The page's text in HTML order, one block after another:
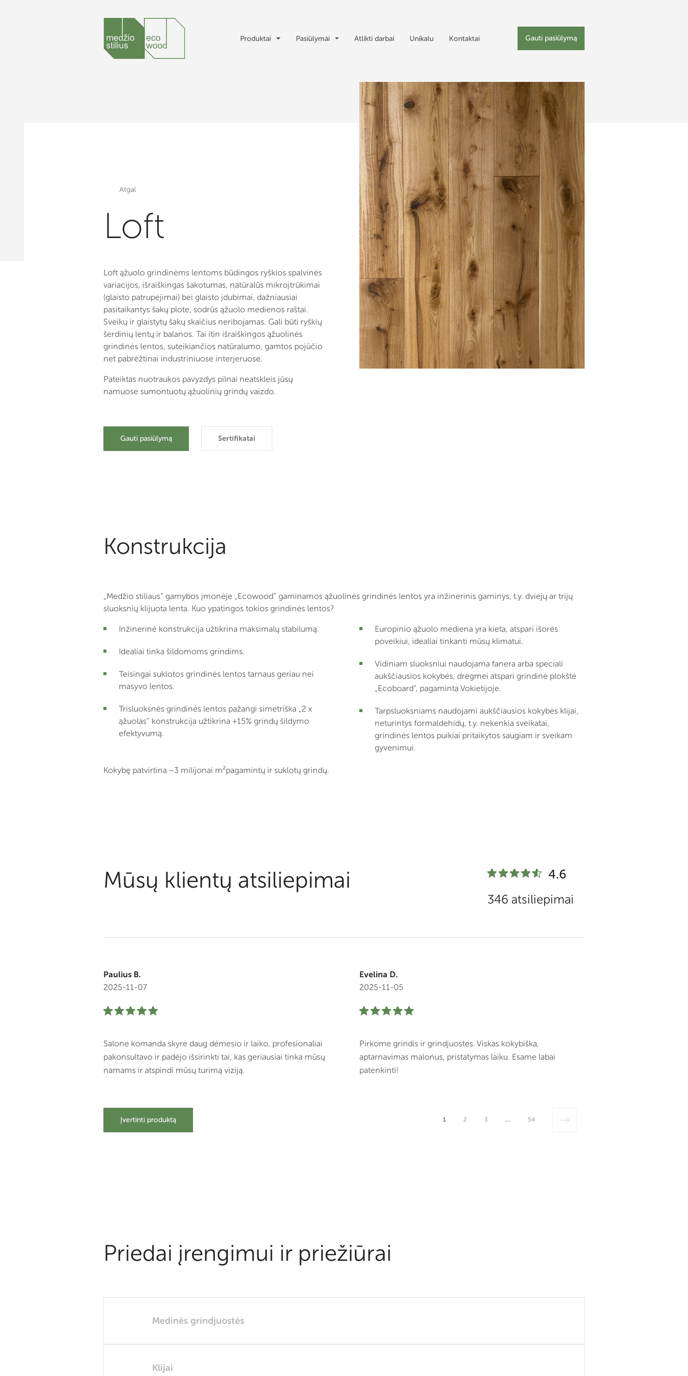
Produktai Pasiūlymai Atlikti darbai Unikalu Kontaktai Gauti pasiūlymą
Atgal
Loft
Loft ąžuolo grindinėms lentoms būdingos ryškios spalvinės
variacijos, išraiškingas šakotumas, natūralūs mikroįtrūkimai
(glaisto patrupėjimai) bei glaisto įdubimai, dažniausiai
pasitaikantys šakų plote, sodrūs ąžuolo medienos raštai.
Sveikų ir glaistytų šakų skaičius neribojamas. Gali būti ryškių
šerdinių lentų ir balanos. Tai itin išraiškingos ąžuolinės
grindinės lentos, suteikiančios natūralumo, gamtos pojūčio
net pabrėžtinai industriniuose interjeruose.
Pateiktas nuotraukos pavyzdys pilnai neatskleis jūsų
namuose sumontuotų ąžuolinių grindų vaizdo.
Gauti pasiūlymą Sertifikatai
Konstrukcija
„Medžio stiliaus“ gamybos įmonėje „Ecowood“ gaminamos ąžuolinės grindinės lentos yra inžinerinis gaminys, t.y. dviejų ar trijų
sluoksnių klijuota lenta. Kuo ypatingos tokios grindinės lentos?
Inžinerinė konstrukcija užtikrina maksimalų stabilumą.
Idealiai tinka šildomoms grindims.
Teisingai suklotos grindinės lentos tarnaus geriau nei
masyvo lentos.
Trisluoksnės grindinės lentos pažangi simetriška „2 x
ąžuolas“ konstrukcija užtikrina +15% grindų šildymo
efektyvumą.
Europinio ąžuolo mediena yra kieta, atspari išorės
poveikiui, idealiai tinkanti mūsų klimatui.
Vidiniam sluoksniui naudojama fanera arba speciali
aukščiausios kokybės, drėgmei atspari grindinė plokštė
„Ecoboard“, pagaminta Vokietijoje.
Tarpsluoksniams naudojami aukščiausios kokybės klijai,
neturintys formaldehidų, t.y. nekenkia sveikatai,
grindinės lentos puikiai pritaikytos saugiam ir sveikam
gyvenimui.
Kokybę patvirtina ~3 milijonai m²pagamintų ir suklotų grindų.
Mūsų klientų atsiliepimai
4.6
346 atsiliepimai
Paulius B.
2025-11-07
Salone komanda skyrė daug dėmesio ir laiko, profesionaliai
pakonsultavo ir padėjo išsirinkti tai, kas geriausiai tinka mūsų
namams ir atspindi mūsų turimą viziją.
Evelina D.
2025-11-05
Pirkome grindis ir grindjuostes. Viskas kokybiška,
aptarnavimas malonus, pristatymas laiku. Esame labai
patenkinti!
Įvertinti produktą 1 2 3 … 54
Priedai įrengimui ir priežiūrai
Medinės grindjuostės
Klijai